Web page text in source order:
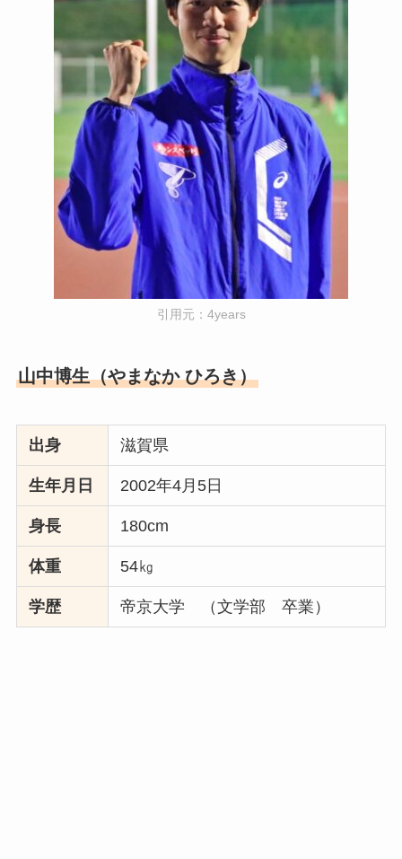
引用元：4years
山中博生（やまなか ひろき）
出身 滋賀県
生年月日 2002年4月5日
身長 180cm
体重 54㎏
学歴 帝京大学 （文学部 卒業）